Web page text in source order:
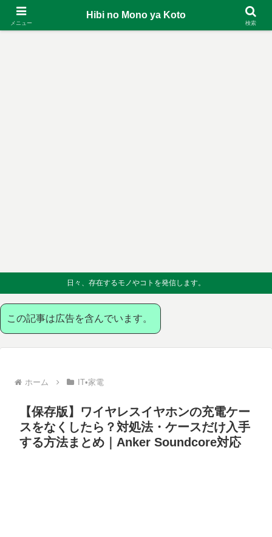
日々、存在するモノやコトを発信します。
この記事は広告を含んでいます。
ホーム IT•家電
【保存版】ワイヤレスイヤホンの充電ケー
スをなくしたら？対処法・ケースだけ入手
する方法まとめ｜Anker Soundcore対応
メニュー
Hibi no Mono ya Koto
検索